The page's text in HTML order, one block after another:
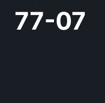
77-07